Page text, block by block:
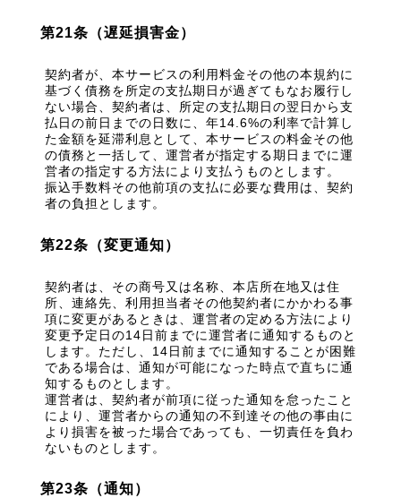
第21条（遅延損害金）
契約者が、本サービスの利用料金その他の本規約に
基づく債務を所定の支払期日が過ぎてもなお履行し
ない場合、契約者は、所定の支払期日の翌日から支
払日の前日までの日数に、年14.6%の利率で計算し
た金額を延滞利息として、本サービスの料金その他
の債務と一括して、運営者が指定する期日までに運
営者の指定する方法により支払うものとします。
振込手数料その他前項の支払に必要な費用は、契約
者の負担とします。
第22条（変更通知）
契約者は、その商号又は名称、本店所在地又は住
所、連絡先、利用担当者その他契約者にかかわる事
項に変更があるときは、運営者の定める方法により
変更予定日の14日前までに運営者に通知するものと
します。ただし、14日前までに通知することが困難
である場合は、通知が可能になった時点で直ちに通
知するものとします。
運営者は、契約者が前項に従った通知を怠ったこと
により、運営者からの通知の不到達その他の事由に
より損害を被った場合であっても、一切責任を負わ
ないものとします。
第23条（通知）